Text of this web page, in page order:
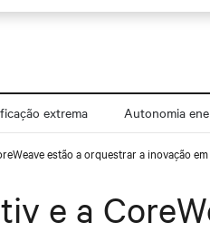
extrema Autonomia
estão a orquestrar a inovação
e a